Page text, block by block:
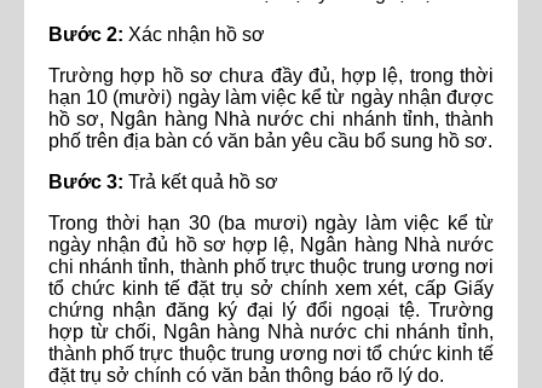
Bước 2: Xác nhận hồ sơ
Trường hợp hồ sơ chưa đầy đủ, hợp lệ, trong thời
hạn 10 (mười) ngày làm việc kể từ ngày nhận được
hồ sơ, Ngân hàng Nhà nước chi nhánh tỉnh, thành
phố trên địa bàn có văn bản yêu cầu bổ sung hồ sơ.
Bước 3: Trả kết quả hồ sơ
Trong thời hạn 30 (ba mươi) ngày làm việc kể từ
ngày nhận đủ hồ sơ hợp lệ, Ngân hàng Nhà nước
chi nhánh tỉnh, thành phố trực thuộc trung ương nơi
tổ chức kinh tế đặt trụ sở chính xem xét, cấp Giấy
chứng nhận đăng ký đại lý đổi ngoại tệ. Trường
hợp từ chối, Ngân hàng Nhà nước chi nhánh tỉnh,
thành phố trực thuộc trung ương nơi tổ chức kinh tế
đặt trụ sở chính có văn bản thông báo rõ lý do.